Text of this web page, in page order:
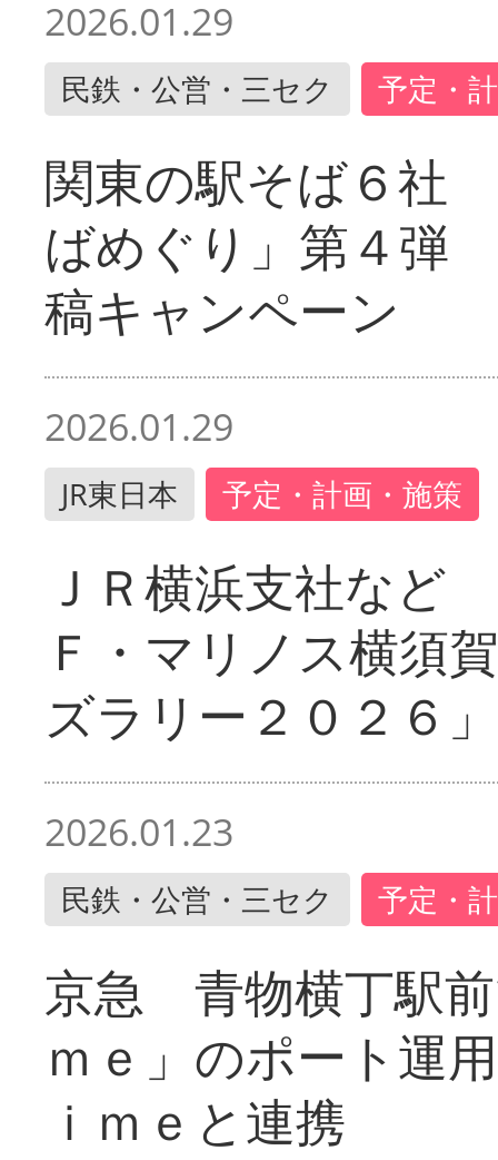
2026.01.29
民鉄・公営・三セク 予定・
関東の駅そば６社
ばめぐり」第４弾
稿キャンペーン
2026.01.29
JR東日本 予定・計画・施策
ＪＲ横浜支社など
Ｆ・マリノス横須
ズラリー２０２６」
2026.01.23
民鉄・公営・三セク 予定・
京急 青物横丁駅
ｍｅ」のポート運
ｉｍｅと連携